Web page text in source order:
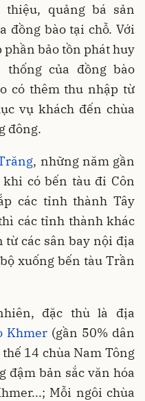
quảng bá sản
đồng bào tại chỗ. Với
bảo tồn phát huy
của đồng bào
có thêm thu nhập từ
vụ khách đến chùa
đông.
, những năm gần
có bến tàu đi Côn
các tỉnh thành Tây
các tỉnh thành khác
các sân bay nội địa
xuống bến tàu Trần
đặc thù là địa
Khmer(gần 50% dân
14 chùa Nam Tông
đậm bản sắc văn hóa
Mỗi ngôi chùa